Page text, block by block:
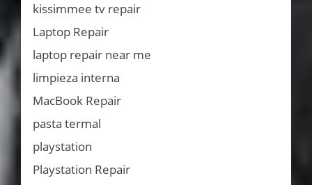
kissimmee tv repair
Laptop Repair
laptop repair near me
limpieza interna
MacBook Repair
pasta termal
playstation
Playstation Repair